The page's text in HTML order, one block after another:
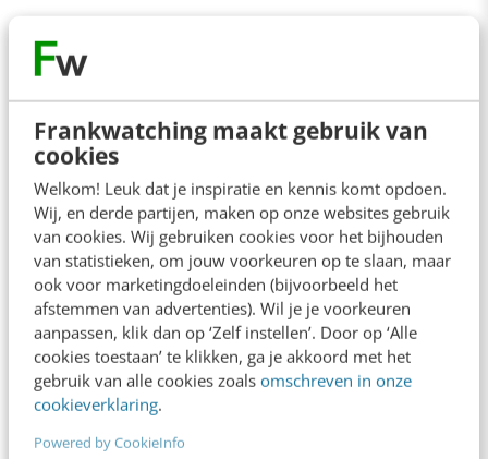
Frankwatching maakt gebruik van
cookies
Welkom! Leuk dat je inspiratie en kennis komt opdoen.
Wij, en derde partijen, maken op onze websites gebruik
van cookies. Wij gebruiken cookies voor het bijhouden
van statistieken, om jouw voorkeuren op te slaan, maar
ook voor marketingdoeleinden (bijvoorbeeld het
afstemmen van advertenties). Wil je je voorkeuren
aanpassen, klik dan op ‘Zelf instellen’. Door op ‘Alle
cookies toestaan’ te klikken, ga je akkoord met het
gebruik van alle cookies zoals omschreven in onze
cookieverklaring.
Powered by CookieInfo
Pinterest blijft groeien
De groei van Pinterest bereikterecordhoogtes
Pinterest was van alle sociale media het snelst
met het verwerven 10 miljoen gebruikers.
Momenteel zijn er meer dan 20 miljoen
gebruikers en nog steeds groeit Pinterest, zij
het minder snel dan voorheen. Tussen januari
en februari bereikte de groei nog een scherpe
85%, tussen februari en maart was dit nog maar
18% groei. Verzadiging? Desinteresse? Wie zal
het zeggen. Feit blijft dat het visuele sociale